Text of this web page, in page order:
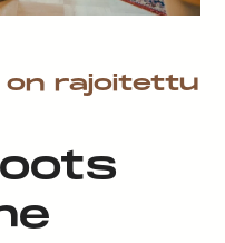
on rajoitettu